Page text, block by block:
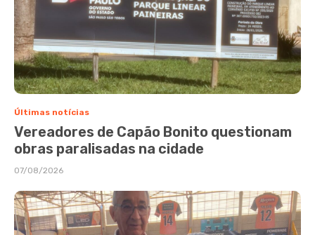
Últimas notícias
Vereadores de Capão Bonito questionam
obras paralisadas na cidade
07/08/2026